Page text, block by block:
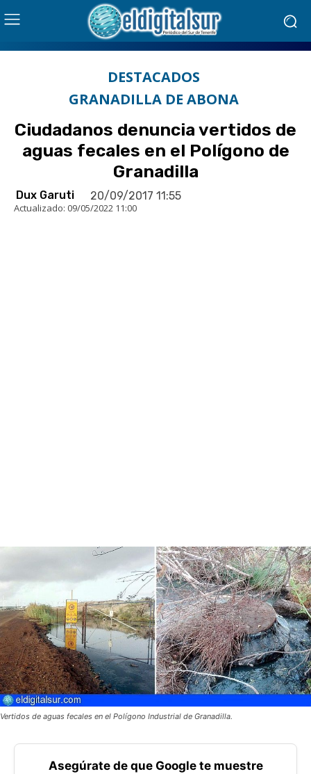
DESTACADOS
GRANADILLA DE ABONA
Ciudadanos denuncia vertidos de
aguas fecales en el Polígono de
Granadilla
Dux Garuti 20/09/2017 11:55
Actualizado: 09/05/2022 11:00
Vertidos de aguas fecales en el Polígono Industrial de Granadilla.
Asegúrate de que Google te muestre